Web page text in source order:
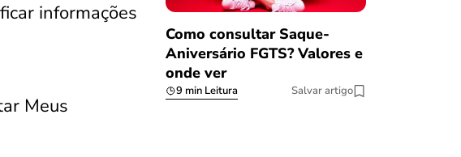
informações
Meus
Como consultar Saque-
Aniversário FGTS? Valores e
onde ver
9 min Leitura Salvar artigo